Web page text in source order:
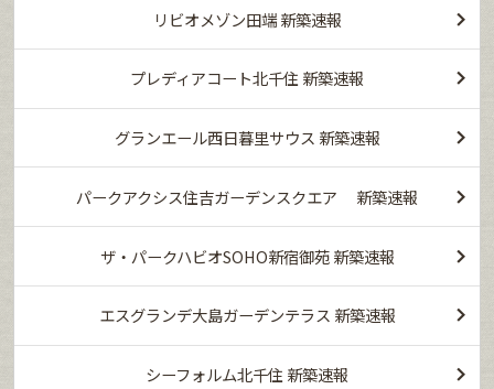
リビオメゾン田端 新築速報
プレディアコート北千住 新築速報
グランエール西日暮里サウス 新築速報
パークアクシス住吉ガーデンスクエア 新築速報
ザ・パークハビオSOHO新宿御苑 新築速報
エスグランデ大島ガーデンテラス 新築速報
シーフォルム北千住 新築速報